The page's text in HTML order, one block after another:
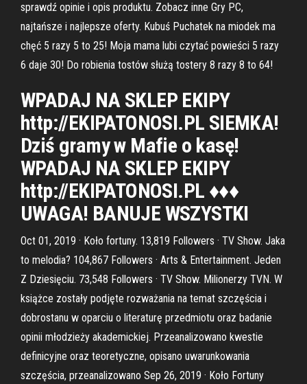
sprawdź opinie i opis produktu. Zobacz inne Gry PC,
najtańsze i najlepsze oferty. Kubuś Puchatek na miodek ma
chęć 5 razy 5 to 25! Moja mama lubi czytać powieści 5 razy
6 daje 30! Do robienia tostów służą tostery 8 razy 8 to 64!
WPADAJ NA SKLEP EKIPY
http://EKIPATONOSI.PL SIEMKA!
Dziś gramy w Mafie o kasę!
WPADAJ NA SKLEP EKIPY
http://EKIPATONOSI.PL ♦♦♦
UWAGA! BANUJE WSZYSTKI
Oct 01, 2019 · Koło fortuny. 13,819 Followers · TV Show. Jaka
to melodia? 104,867 Followers · Arts & Entertainment. Jeden
Z Dziesięciu. 73,548 Followers · TV Show. Milionerzy TVN. W
książce zostały podjęte rozważania na temat szczęścia i
dobrostanu w oparciu o literaturę przedmiotu oraz badanie
opinii młodzieży akademickiej. Przeanalizowano kwestie
definicyjne oraz teoretyczne, opisano uwarunkowania
szczęścia, przeanalizowano Sep 26, 2019 · Koło Fortuny